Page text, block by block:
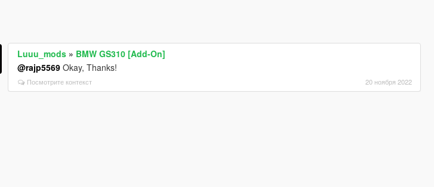
Luuu_mods » BMW GS310 [Add-On]
@rajp5569 Okay, Thanks!
Посмотрите контекст 20 ноября 2022